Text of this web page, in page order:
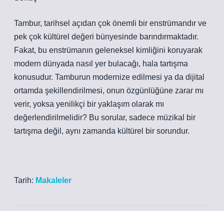
Tambur, tarihsel açıdan çok önemli bir enstrümandır ve
pek çok kültürel değeri bünyesinde barındırmaktadır.
Fakat, bu enstrümanın geleneksel kimliğini koruyarak
modern dünyada nasıl yer bulacağı, hala tartışma
konusudur. Tamburun modernize edilmesi ya da dijital
ortamda şekillendirilmesi, onun özgünlüğüne zarar mı
verir, yoksa yenilikçi bir yaklaşım olarak mı
değerlendirilmelidir? Bu sorular, sadece müzikal bir
tartışma değil, aynı zamanda kültürel bir sorundur.
Tarih: Makaleler